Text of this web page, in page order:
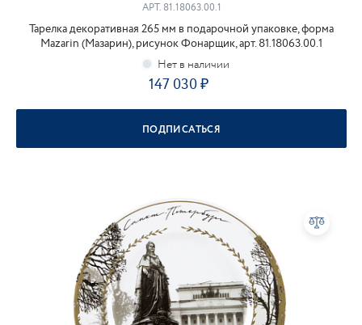
АРТ.81.18063.00.1
Тарелка декоративная 265 мм в подарочной упаковке, форма
Mazarin (Мазарин), рисунок Фонарщик, арт. 81.18063.00.1
147 030
ПОДПИСАТЬСЯ